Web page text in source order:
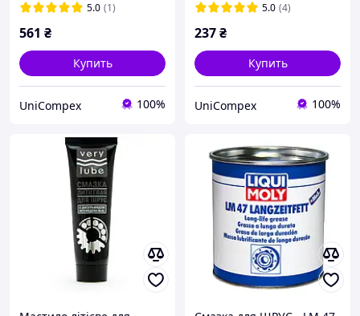
5.0 (1)
561 ₴
Купить
UniCompex 100%
5.0 (4)
237₴
Купить
UniCompex 100%